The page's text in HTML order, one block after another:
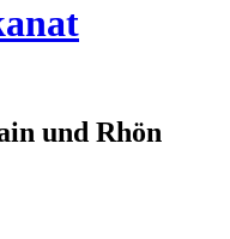
und Rhön